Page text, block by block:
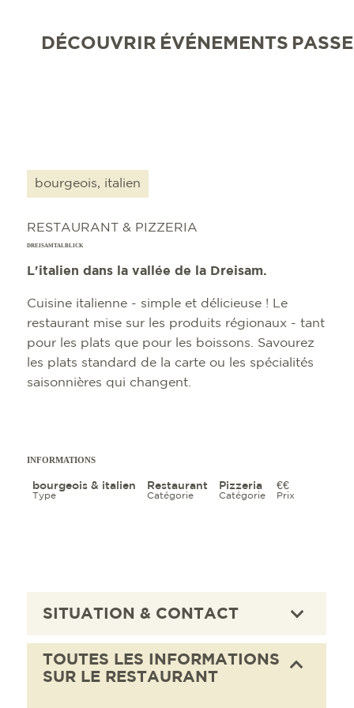
DÉCOUVRIR ÉVÉNEMENTS
bourgeois, italien
RESTAURANT & PIZZERIA
DREISAMTALBLICK
L'italien dans la vallée de la Dreisam.
Cuisine italienne - simple et délicieuse ! Le
restaurant mise sur les produits régionaux - tant
pour les plats que pour les boissons. Savourez
les plats standard de la carte ou les spécialités
saisonnières qui changent.
INFORMATIONS
bourgeois & italien
Type
Restaurant
Catégorie
Pizzeria
Catégorie
€€
Prix
SITUATION & CONTACT
TOUTES LES INFORMATIONS
SUR LE RESTAURANT